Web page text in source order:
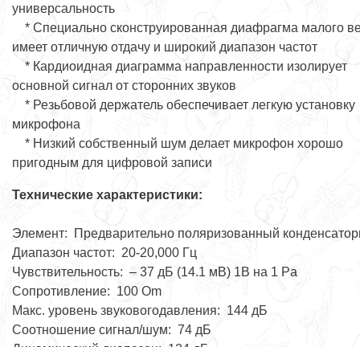
универсальность
* Специально сконструированная диафрагма малого
имеет отличную отдачу и широкий диапазон частот
* Кардиоидная диаграмма направленности изолирует
основной сигнал от сторонних звуков
* Резьбовой держатель обеспечивает легкую установку
микрофона
* Низкий собственный шум делает микрофон хорошо
пригодным для цифровой записи
Технические характеристики:
Элемент: Предварительно поляризованный
Диапазон частот: 20-20,000 Гц
Чувствительность: – 37 дБ (14.1 мВ) 1В на 1 Pa
Сопротивление: 100 Om
Макс. уровень звуковогодавления: 144 дБ
Соотношение сигнал/шум: 74 дБ